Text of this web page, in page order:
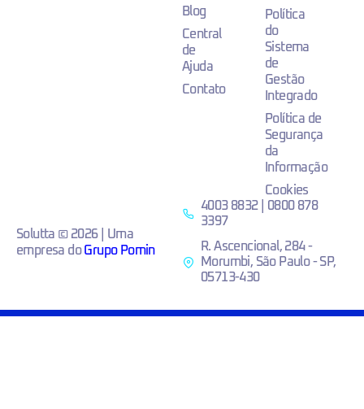
Blog
Central
de
Ajuda
Contato
Política
do
Sistema
de
Gestão
Integrado
Política de
Segurança
da
Informação
Cookies
Solutta © 2026 | Uma
empresa doGrupo Pomin
4003 8832 | 0800 878
3397
R. Ascencional, 284 -
Morumbi, São Paulo - SP,
05713-430